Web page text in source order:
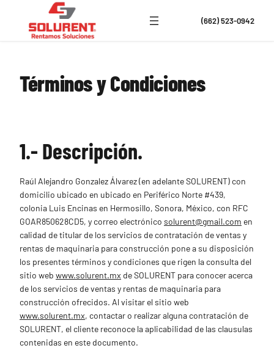
contenido
(662) 523-0942
Términos y Condiciones
1.- Descripción.
Raúl Alejandro Gonzalez Álvarez (en adelante SOLURENT) con
domicilio ubicado en ubicado en Periférico Norte #439,
colonia Luis Encinas en Hermosillo, Sonora, México, con RFC
GOAR850628CD5, y correo electrónico solurent@gmail.com en
calidad de titular de los servicios de contratación de ventas y
rentas de maquinaria para construcción pone a su disposición
los presentes términos y condiciones que rigen la consulta del
sitio web www.solurent.mx de SOLURENT para conocer acerca
de los servicios de ventas y rentas de maquinaria para
construcción ofrecidos. Al visitar el sitio web
www.solurent.mx, contactar o realizar alguna contratación de
SOLURENT, el cliente reconoce la aplicabilidad de las clausulas
contenidas en este documento.